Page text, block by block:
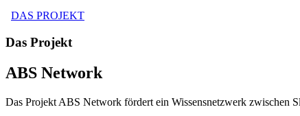
DAS PROJEKT
Das Projekt
ABS Network
Das Projekt ABS Network fördert ein Wissensnetzwerk zwischen